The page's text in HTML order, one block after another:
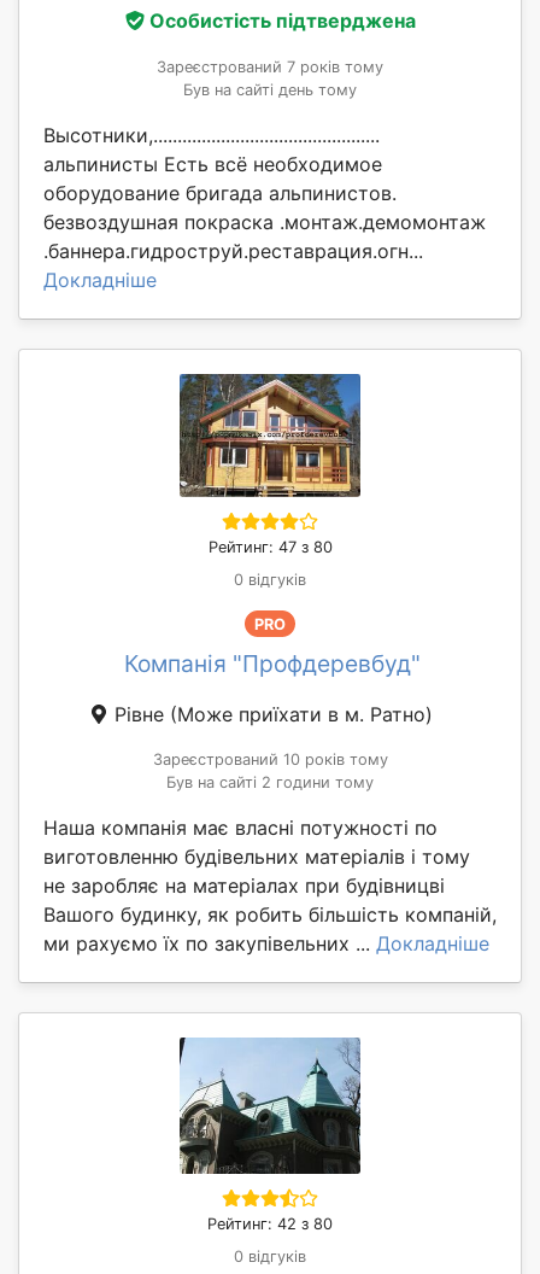
Особистість підтверджена
Зареєстрований 7 років тому
Був на сайті день тому
Высотники,...............................................
альпинисты Есть всё необходимое
оборудование бригада альпинистов.
безвоздушная покраска .монтаж.демомонтаж
.баннера.гидроструй.реставрация.огн...
Докладніше
Рейтинг: 47 з 80
0 відгуків
PRO
Компанія "Профдеревбуд"
Рівне (Може приїхати в м. Ратно)
Зареєстрований 10 років тому
Був на сайті 2 години тому
Наша компанія має власні потужності по
виготовленню будівельних матеріалів і тому
не заробляє на матеріалах при будівницві
Вашого будинку, як робить більшість компаній,
ми рахуємо їх по закупівельних ... Докладніше
Рейтинг: 42 з 80
0 відгуків